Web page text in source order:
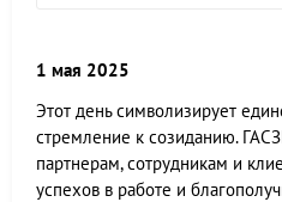
1 мая 2025
Этот день символизирует
стремление к созиданию.
партнерам, сотрудникам и
успехов в работе и